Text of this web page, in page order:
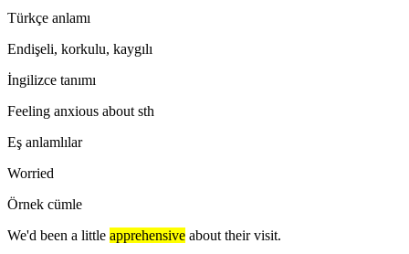
Türkçe anlamı
Endişeli, korkulu, kaygılı
İngilizce tanımı
Feeling anxious about sth
Eş anlamlılar
Worried
Örnek cümle
We'd been a little apprehensive about their visit.